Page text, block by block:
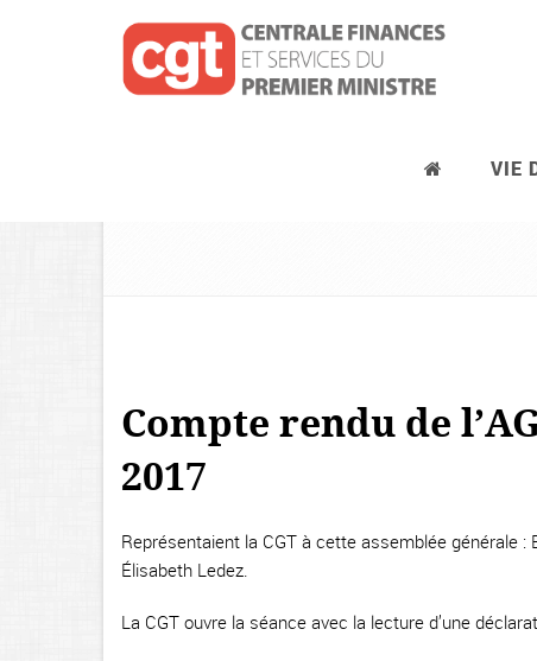
VIE
L’Association pour le logement
Compte rendu de
2017
Représentaient la CGT à cette assemblée générale
Élisabeth Ledez.
La CGT ouvre la séance avec la lecture d’une